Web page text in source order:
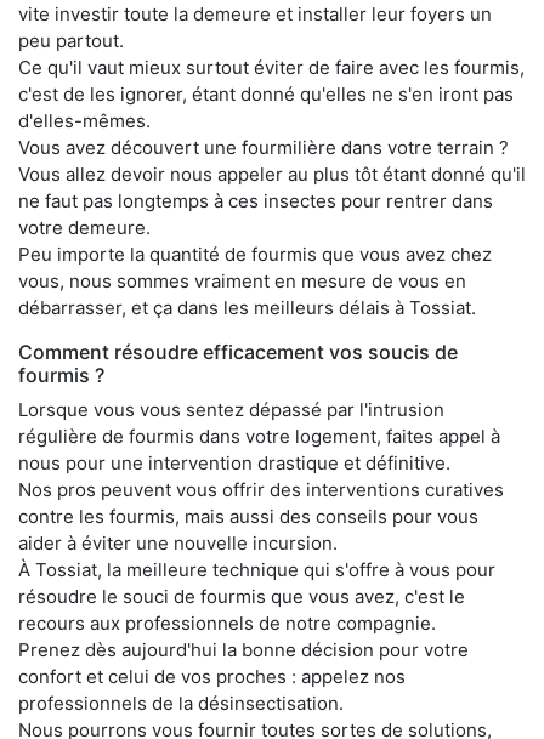
vite investir toute la demeure et installer leur foyers un
peu partout.
Ce qu'il vaut mieux surtout éviter de faire avec les fourmis,
c'est de les ignorer, étant donné qu'elles ne s'en iront pas
d'elles-mêmes.
Vous avez découvert une fourmilière dans votre terrain ?
Vous allez devoir nous appeler au plus tôt étant donné qu'il
ne faut pas longtemps à ces insectes pour rentrer dans
votre demeure.
Peu importe la quantité de fourmis que vous avez chez
vous, nous sommes vraiment en mesure de vous en
débarrasser, et ça dans les meilleurs délais à Tossiat.
Comment résoudre efficacement vos soucis de
fourmis ?
Lorsque vous vous sentez dépassé par l'intrusion
régulière de fourmis dans votre logement, faites appel à
nous pour une intervention drastique et définitive.
Nos pros peuvent vous offrir des interventions curatives
contre les fourmis, mais aussi des conseils pour vous
aider à éviter une nouvelle incursion.
À Tossiat, la meilleure technique qui s'offre à vous pour
résoudre le souci de fourmis que vous avez, c'est le
recours aux professionnels de notre compagnie.
Prenez dès aujourd'hui la bonne décision pour votre
confort et celui de vos proches : appelez nos
professionnels de la désinsectisation.
Nous pourrons vous fournir toutes sortes de solutions,